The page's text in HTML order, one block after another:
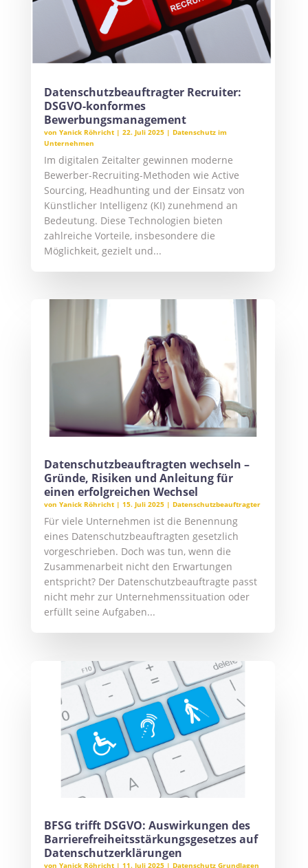
Datenschutzbeauftragter Recruiter:
DSGVO-konformes
Bewerbungsmanagement
von Yanick Röhricht| 22. Juli 2025| Datenschutz im
Unternehmen
Im digitalen Zeitalter gewinnen moderne
Bewerber-Recruiting-Methoden wie Active
Sourcing, Headhunting und der Einsatz von
Künstlicher Intelligenz (KI) zunehmend an
Bedeutung. Diese Technologien bieten
zahlreiche Vorteile, insbesondere die
Möglichkeit, gezielt und...
Datenschutzbeauftragten wechseln –
Gründe, Risiken und Anleitung für
einen erfolgreichen Wechsel
von Yanick Röhricht| 15. Juli 2025| Datenschutzbeauftragter
Für viele Unternehmen ist die Benennung
eines Datenschutzbeauftragten gesetzlich
vorgeschrieben. Doch was tun, wenn die
Zusammenarbeit nicht den Erwartungen
entspricht? Der Datenschutzbeauftragte passt
nicht mehr zur Unternehmenssituation oder
erfüllt seine Aufgaben...
BFSG trifft DSGVO: Auswirkungen des
Barrierefreiheitsstärkungsgesetzes auf
Datenschutzerklärungen
von Yanick Röhricht| 11. Juli 2025| Datenschutz Grundlagen